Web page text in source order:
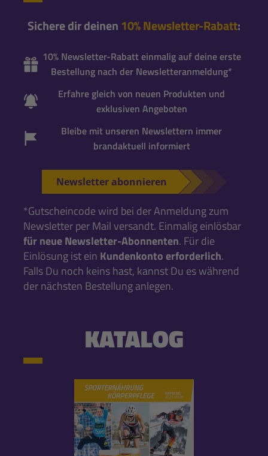
Sichere dir deinen 10% Newsletter-Rabatt:
10% Newsletter-Rabatt einmalig auf deine erste
Bestellung nach der Newsletteranmeldung*
Erfahre gleich von neuen Produkten und
exklusiven Angeboten
Bleibe mit unseren Newslettern immer
brandaktuell informiert
Newsletter abonnieren
*Gutscheincode wird bei der Anmeldung zum
Newsletter per Mail versandt. Einmalig einlösbar
für neue Newsletter-Abonnenten. Für die
Einlösung ist ein Kundenkonto erforderlich.
Falls Du noch keins hast, kannst Du es während
der nächsten Bestellung anlegen.
KATALOG